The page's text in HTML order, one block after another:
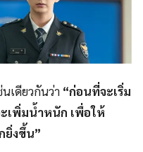
เดียวกันว่า “ก่อนที่จะเริ่ม
เพิ่มน้ำหนัก เพื่อให้
ยิ่งขึ้น”